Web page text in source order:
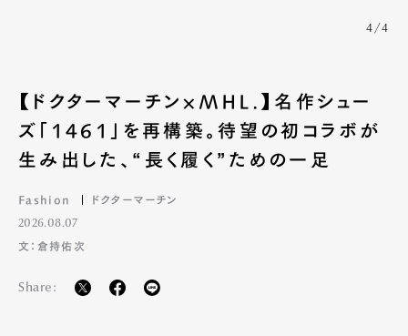
4/4
【ドクターマーチン×MHL.】名作シュー
ズ「1461」を再構築。待望の初コラボが
生み出した、“長く履く”ための一足
Fashion ドクターマーチン
2026.08.07
文：倉持佑次
Share: